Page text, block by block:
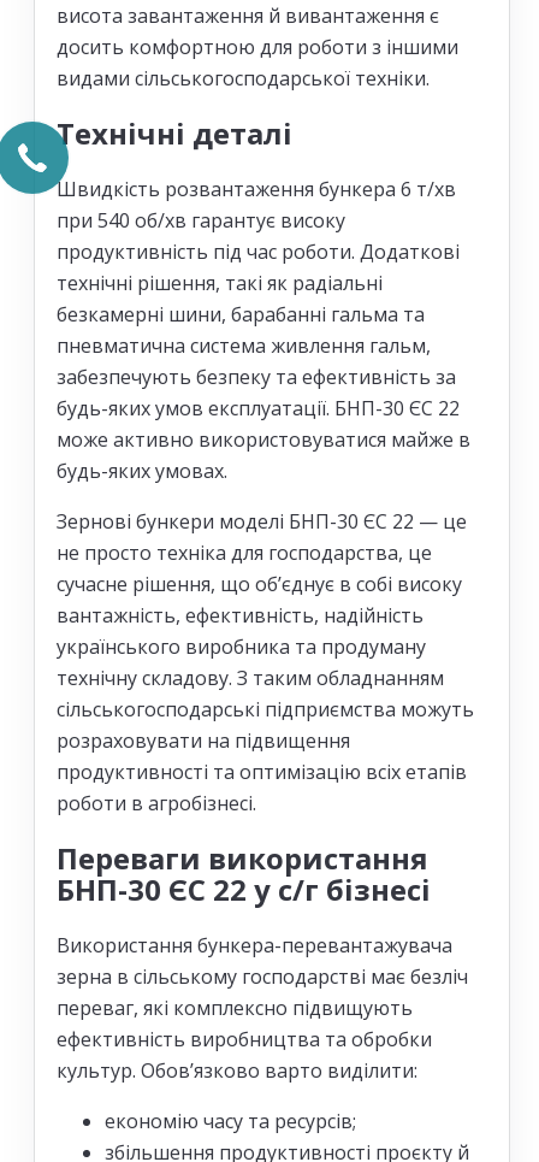
висота завантаження й вивантаження є
досить комфортною для роботи з іншими
видами сільськогосподарської техніки.
Технічні деталі
Швидкість розвантаження бункера 6 т/хв
при 540 об/хв гарантує високу
продуктивність під час роботи. Додаткові
технічні рішення, такі як радіальні
безкамерні шини, барабанні гальма та
пневматична система живлення гальм,
забезпечують безпеку та ефективність за
будь-яких умов експлуатації. БНП-30 ЄС 22
може активно використовуватися майже в
будь-яких умовах.
Зернові бункери моделі БНП-30 ЄС 22 — це
не просто техніка для господарства, це
сучасне рішення, що об’єднує в собі високу
вантажність, ефективність, надійність
українського виробника та продуману
технічну складову. З таким обладнанням
сільськогосподарські підприємства можуть
розраховувати на підвищення
продуктивності та оптимізацію всіх етапів
роботи в агробізнесі.
Переваги використання
БНП-30 ЄС 22 у с/г бізнесі
Використання бункера-перевантажувача
зерна в сільському господарстві має безліч
переваг, які комплексно підвищують
ефективність виробництва та обробки
культур. Обов’язково варто виділити:
економію часу та ресурсів;
збільшення продуктивності проєкту й